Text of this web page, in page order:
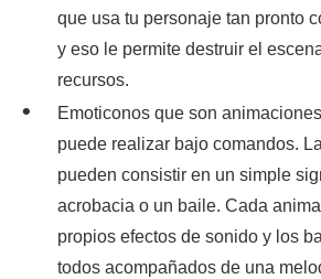
que usa tu personaje tan pronto
y eso le permite destruir el
recursos.
Emoticonos que son
puede realizar bajo comandos.
pueden consistir en un simple
acrobacia o un baile. Cada
propios efectos de sonido y los
todos acompañados de una